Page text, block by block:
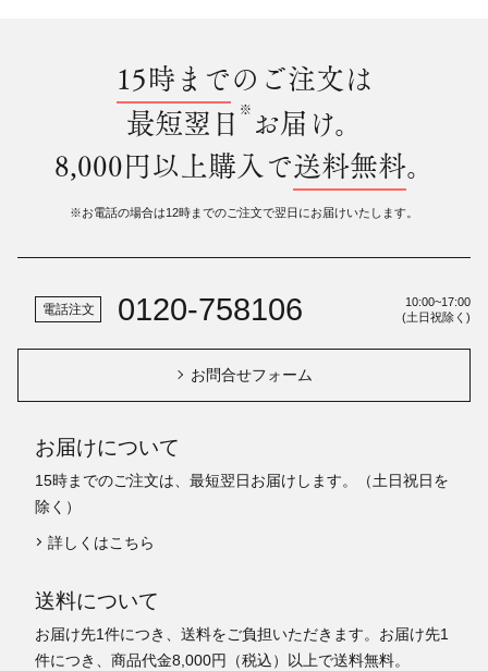
15時までのご注文は
最短翌日 ※ お届け。
8,000円以上購入で送料無料。
※お電話の場合は12時までのご注文で翌日にお届けいたします。
電話注文 0120-758106
10:00~17:00
(土日祝除く)
お問合せフォーム
お届けについて
15時までのご注文は、最短翌日お届けします。（土日祝日を
除く）
詳しくはこちら
送料について
お届け先1件につき、送料をご負担いただきます。お届け先1
件につき、商品代金8,000円（税込）以上で送料無料。